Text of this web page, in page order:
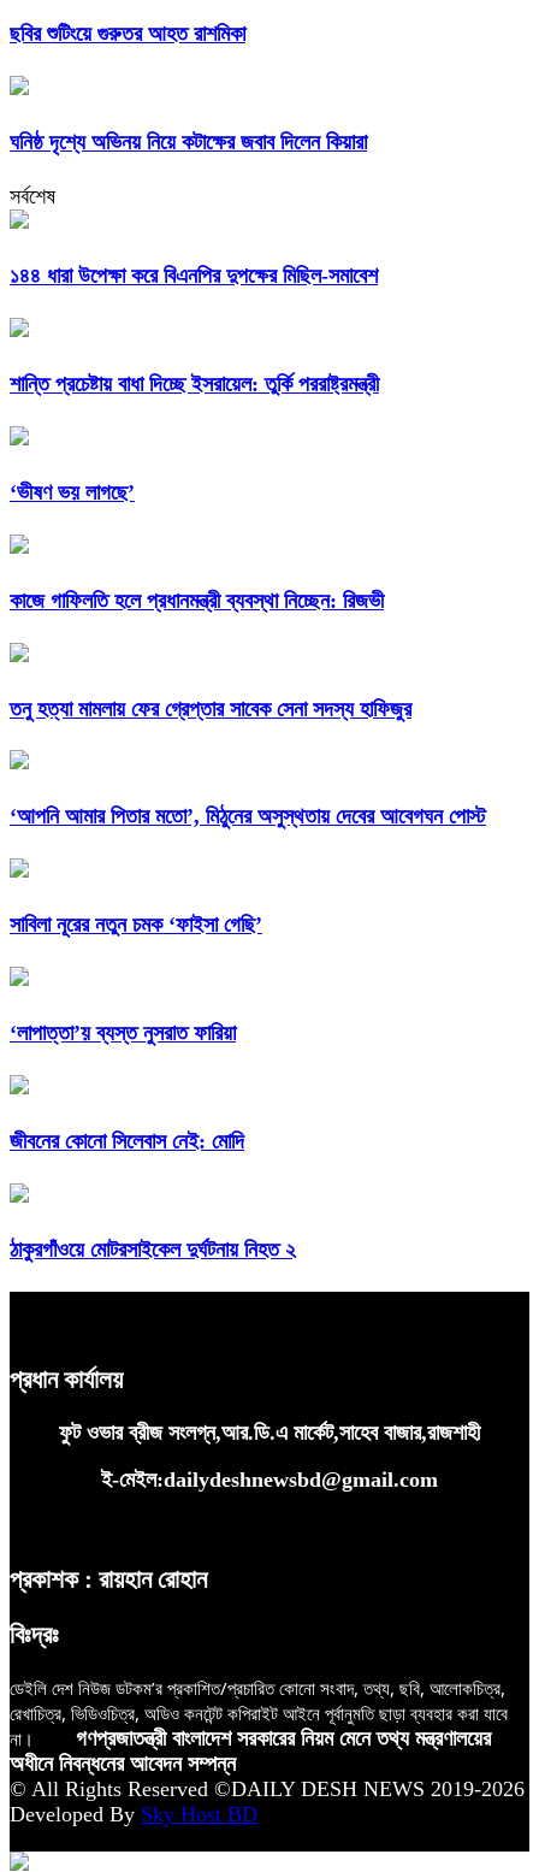
ছবির শুটিংয়ে গুরুতর আহত রাশমিকা
ঘনিষ্ঠ দৃশ্যে অভিনয় নিয়ে কটাক্ষের জবাব দিলেন কিয়ারা
সর্বশেষ
১৪৪ ধারা উপেক্ষা করে বিএনপির দুপক্ষের মিছিল-সমাবেশ
শান্তি প্রচেষ্টায় বাধা দিচ্ছে ইসরায়েল: তুর্কি পররাষ্ট্রমন্ত্রী
‘ভীষণ ভয় লাগছে’
কাজে গাফিলতি হলে প্রধানমন্ত্রী ব্যবস্থা নিচ্ছেন: রিজভী
তনু হত্যা মামলায় ফের গ্রেপ্তার সাবেক সেনা সদস্য হাফিজুর
‘আপনি আমার পিতার মতো’, মিঠুনের অসুস্থতায় দেবের আবেগঘন পোস্ট
সাবিলা নূরের নতুন চমক ‘ফাইসা গেছি’
‘লাপাত্তা’য় ব্যস্ত নুসরাত ফারিয়া
জীবনের কোনো সিলেবাস নেই: মোদি
ঠাকুরগাঁওয়ে মোটরসাইকেল দুর্ঘটনায় নিহত ২
প্রধান কার্যালয়
ফুট ওভার ব্রীজ সংলগ্ন,আর.ডি.এ মার্কেট,সাহেব বাজার,রাজশাহী
ই-মেইল:dailydeshnewsbd@gmail.com
প্রকাশক : রায়হান রোহান
বিঃদ্রঃ
ডেইলি দেশ নিউজ ডটকম’র প্রকাশিত/প্রচারিত কোনো সংবাদ, তথ্য, ছবি, আলোকচিত্র,
রেখাচিত্র, ভিডিওচিত্র, অডিও কনটেন্ট কপিরাইট আইনে পূর্বানুমতি ছাড়া ব্যবহার করা যাবে
না।
গণপ্রজাতন্ত্রী বাংলাদেশ সরকারের নিয়ম মেনে তথ্য মন্ত্রণালয়ের
অধীনে নিবন্ধনের আবেদন সম্পন্ন
© All Rights Reserved ©DAILY DESH NEWS 2019-2026
Developed By Sky Host BD